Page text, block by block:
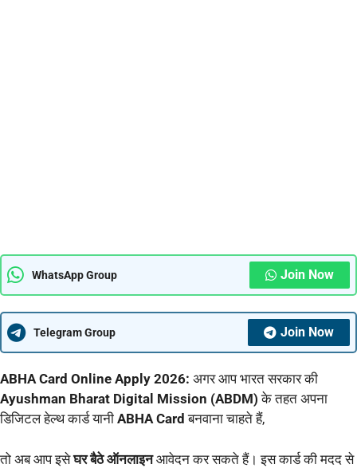
WhatsApp Group Join Now
Telegram Group Join Now
ABHA Card Online Apply 2026: अगर आप भारत सरकार की
Ayushman Bharat Digital Mission (ABDM) के तहत अपना
डिजिटल हेल्थ कार्ड यानी ABHA Card बनवाना चाहते हैं,
तो अब आप इसेघर बैठे ऑनलाइनआवेदन कर सकते हैं। इस कार्ड की मदद से